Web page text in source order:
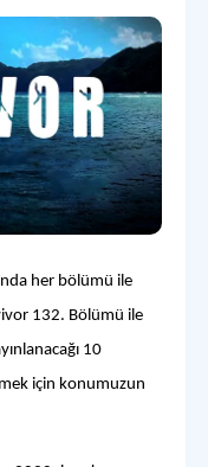
her bölümü ile
132. Bölümü ile
10
için konumuzun